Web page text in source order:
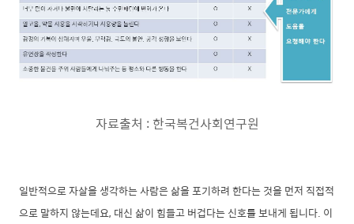
자료출처 : 한국복건사회연구원
일반적으로 자살을 생각하는 사람은 삶을 포기하려 한다는 것을 먼저 직접적
으로 말하지 않는데요, 대신 삶이 힘들고 버겁다는 신호를 보내게 됩니다. 이